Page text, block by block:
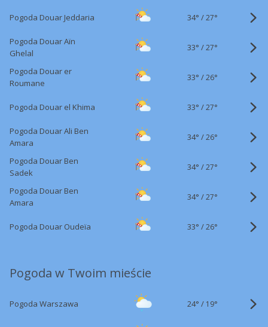
Pogoda Douar Jeddaria 34° /27°
Pogoda Douar Aïn
Ghelal
33° /27°
Pogoda Douar er
Roumane
33° /26°
Pogoda Douar el Khima 33° /27°
Pogoda Douar Ali Ben
Amara
34° /26°
Pogoda Douar Ben
Sadek
34° /27°
Pogoda Douar Ben
Amara
34° /27°
Pogoda Douar Oudeïa 33° /26°
Pogoda w Twoim mieście
Pogoda Warszawa 24° / 19°